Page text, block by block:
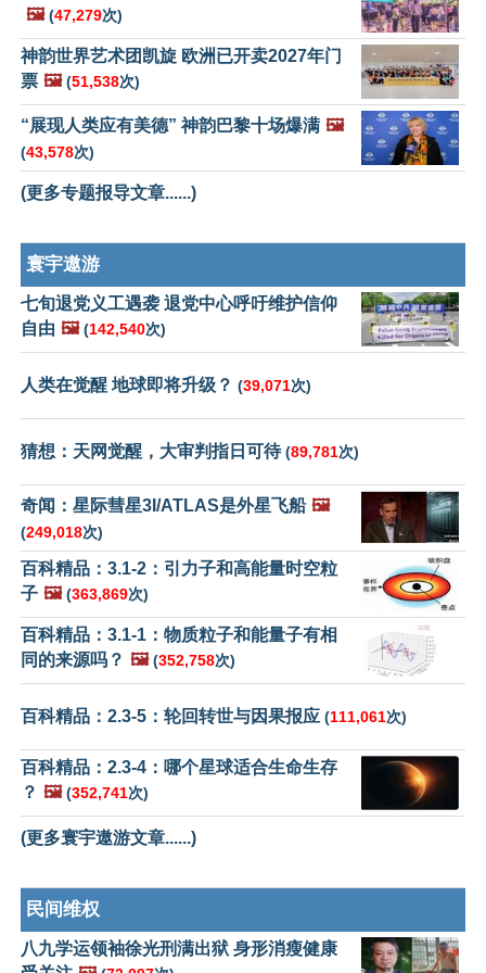
🖼️ (47,279次)
神韵世界艺术团凯旋 欧洲已开卖2027年门
票 🖼️ (51,538次)
“展现人类应有美德” 神韵巴黎十场爆满 🖼️
(43,578次)
(更多专题报导文章......)
寰宇遨游
七旬退党义工遇袭 退党中心呼吁维护信仰
自由 🖼️ (142,540次)
人类在觉醒 地球即将升级？ (39,071次)
猜想：天网觉醒，大审判指日可待(89,781次)
奇闻：星际彗星3I/ATLAS是外星飞船 🖼️
(249,018次)
百科精品：3.1-2：引力子和高能量时空粒
子 🖼️ (363,869次)
百科精品：3.1-1：物质粒子和能量子有相
同的来源吗？ 🖼️ (352,758次)
百科精品：2.3-5：轮回转世与因果报应 (111,061次)
百科精品：2.3-4：哪个星球适合生命生存
？ 🖼️ (352,741次)
(更多寰宇遨游文章......)
民间维权
八九学运领袖徐光刑满出狱 身形消瘦健康